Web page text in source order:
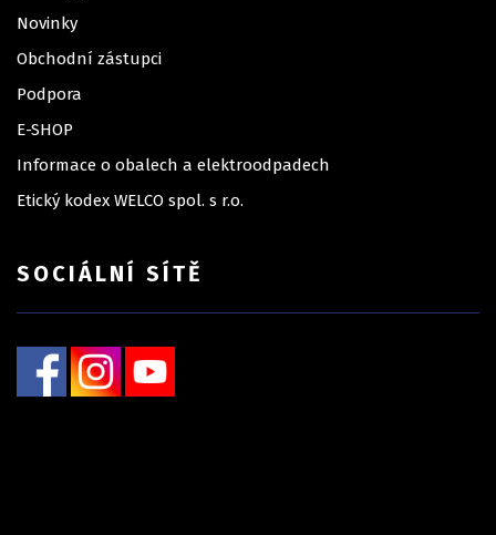
Novinky
Obchodní zástupci
Podpora
E-SHOP
Informace o obalech a elektroodpadech
Etický kodex WELCO spol. s r.o.
SOCIÁLNÍ SÍTĚ